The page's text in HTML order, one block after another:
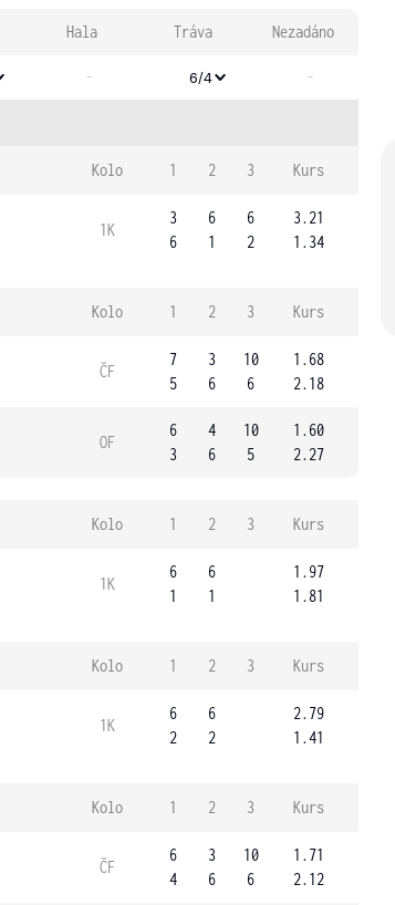
Hala Tráva Nezadáno
- 6/4 -
Kolo 1 2 3 Kurs
1K
3
6
6
1
6
2
3.21
1.34
Kolo 1 2 3 Kurs
ČF
7
5
3
6
10
6
1.68
2.18
OF
6
3
4
6
10
5
1.60
2.27
Kolo 1 2 3 Kurs
1K
6
1
6
1
1.97
1.81
Kolo 1 2 3 Kurs
1K
6
2
6
2
2.79
1.41
Kolo 1 2 3 Kurs
ČF
6
4
3
6
10
6
1.71
2.12